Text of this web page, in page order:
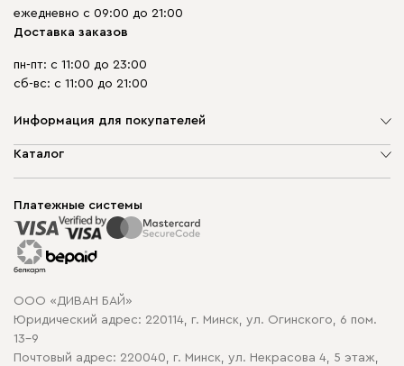
ежедневно с 09:00 до 21:00
Доставка заказов
пн-пт: с 11:00 до 23:00
сб-вс: с 11:00 до 21:00
Информация для покупателей
О компании
Способы оплаты
Рассрочка и кредит
Гарантия
Карта сайта
Политика конфиденциальности
Политика в отношении обработки cookie
Каталог
Корпусная мебель
Распродажа мебели
Платежные системы
ООО «ДИВАН БАЙ»
Юридический адрес: 220114, г. Минск, ул. Огинского, 6 пом.
13-9
Почтовый адрес: 220040, г. Минск, ул. Некрасова 4, 5 этаж,